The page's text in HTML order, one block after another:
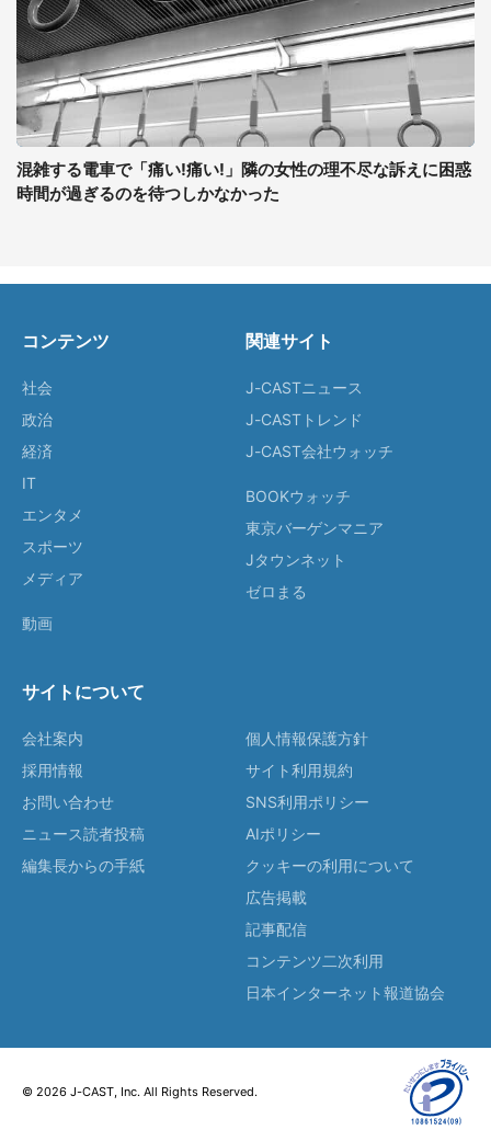
混雑する電車で「痛い!痛い!」隣の女性の理不尽な訴えに困惑
時間が過ぎるのを待つしかなかった
コンテンツ
社会
政治
経済
IT
エンタメ
スポーツ
メディア
動画
関連サイト
J-CASTニュース
J-CASTトレンド
J-CAST会社ウォッチ
BOOKウォッチ
東京バーゲンマニア
Jタウンネット
ゼロまる
サイトについて
会社案内
採用情報
お問い合わせ
ニュース読者投稿
編集長からの手紙
個人情報保護方針
サイト利用規約
SNS利用ポリシー
AIポリシー
クッキーの利用について
広告掲載
記事配信
コンテンツ二次利用
日本インターネット報道協会
© 2026 J-CAST, Inc. All Rights Reserved.